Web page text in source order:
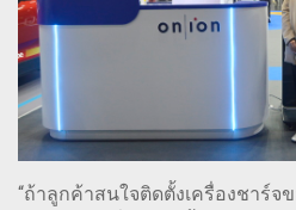
“ถ้าลูกค้าสนใจติดตั้งเครื่องชาร์จ